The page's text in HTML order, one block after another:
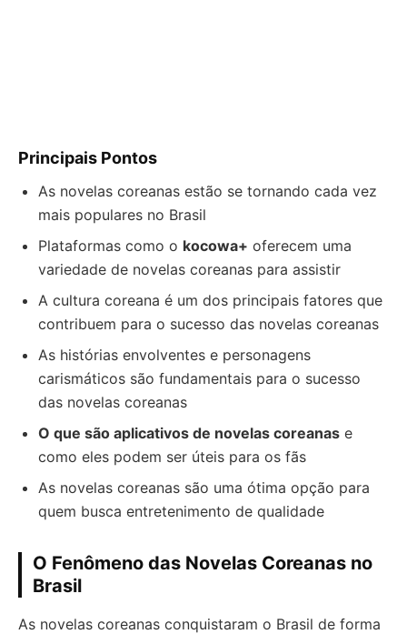
Principais Pontos
As novelas coreanas estão se tornando cada vez
mais populares no Brasil
Plataformas como o kocowa+ oferecem uma
variedade de novelas coreanas para assistir
A cultura coreana é um dos principais fatores que
contribuem para o sucesso das novelas coreanas
As histórias envolventes e personagens
carismáticos são fundamentais para o sucesso
das novelas coreanas
O que são aplicativos de novelas coreanas e
como eles podem ser úteis para os fãs
As novelas coreanas são uma ótima opção para
quem busca entretenimento de qualidade
O Fenômeno das Novelas Coreanas no
Brasil
As novelas coreanas conquistaram o Brasil de forma